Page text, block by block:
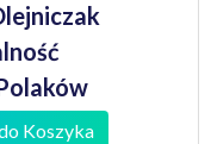
III Rzeszę i
Koszyka